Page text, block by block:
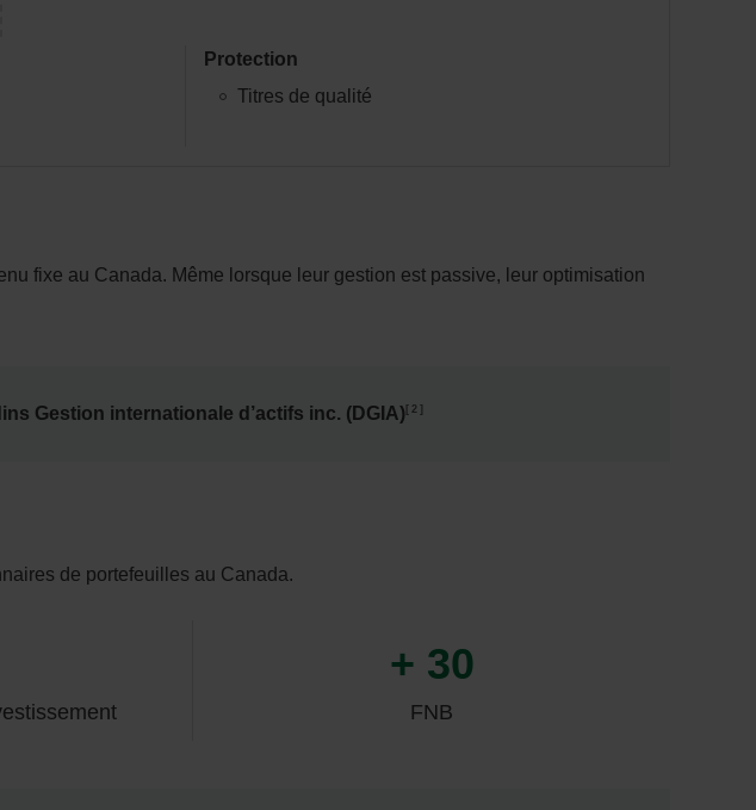
Protection
Titres de qualité
fixe au Canada. Même lorsque leur gestion est passive, leur optimisation
Gestion internationale d’actifs inc. (DGIA) 2
de portefeuilles au Canada.
+ 30
FNB